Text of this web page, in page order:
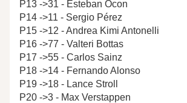
P13 ->31 - Esteban Ocon
P14 ->11 - Sergio Pérez
P15 ->12 - Andrea Kimi Antonelli
P16 ->77 - Valteri Bottas
P17 ->55 - Carlos Sainz
P18 ->14 - Fernando Alonso
P19 ->18 - Lance Stroll
P20 ->3 - Max Verstappen